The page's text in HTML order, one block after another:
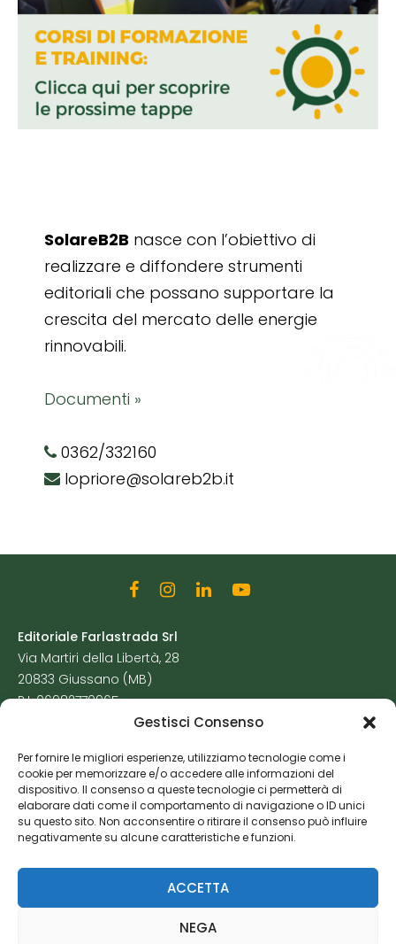
Gestisci Consenso
Per fornire le migliori esperienze, utilizziamo tecnologie come i
cookie per memorizzare e/o accedere alle informazioni del
dispositivo. Il consenso a queste tecnologie ci permetterà di
elaborare dati come il comportamento di navigazione o ID unici
su questo sito. Non acconsentire o ritirare il consenso può influire
negativamente su alcune caratteristiche e funzioni.
ACCETTA
NEGA
SolareB2B nasce con l’obiettivo di
realizzare e diffondere strumenti
editoriali che possano supportare la
crescita del mercato delle energie
rinnovabili.
Documenti »
0362/332160
lopriore@solareb2b.it
Editoriale Farlastrada Srl
Via Martiri della Libertà, 28
20833 Giussano (MB)
P.I. 06982770965
Cookie Policy
Risorse Aggiuntive